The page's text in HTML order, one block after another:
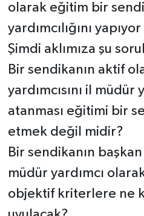
olarak eğitim bir
yardımcılığını yapıyor
Şimdi aklımıza şu
Bir sendikanın aktif
yardımcısını il müdür
atanması eğitimi bir
etmek değil midir?
Bir sendikanın başkan
müdür yardımcı
objektif kriterlere ne